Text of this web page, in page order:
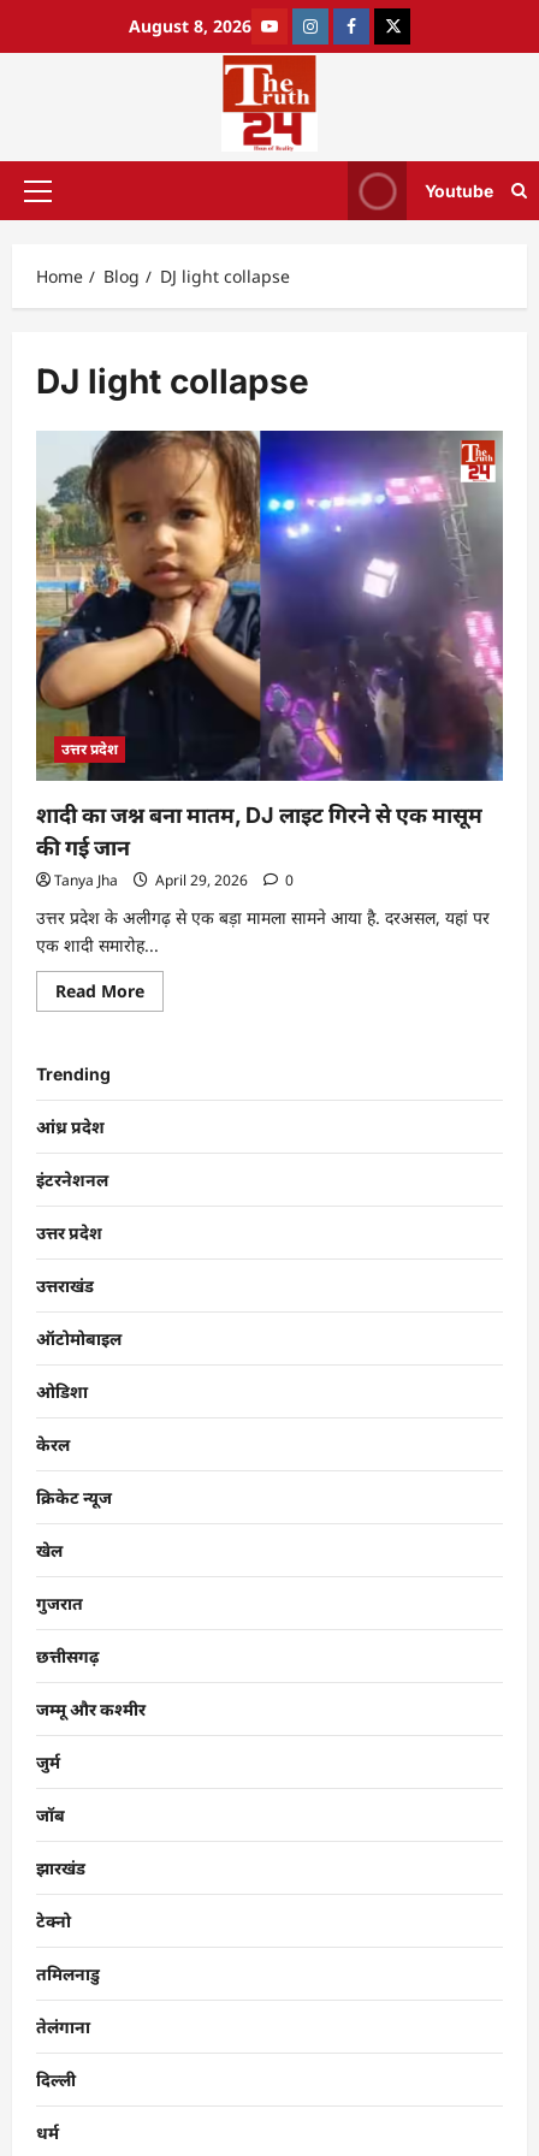
August 8, 2026
Youtube
Home Blog DJ light collapse
DJ light collapse
उत्तर प्रदेश
शादी का जश्न बना मातम, DJ लाइट गिरने से एक मासूम
की गई जान
Tanya Jha April 29, 2026 0
उत्तर प्रदेश के अलीगढ़ से एक बड़ा मामला सामने आया है. दरअसल, यहां पर
एक शादी समारोह...
Read More
Trending
आंध्र प्रदेश
इंटरनेशनल
उत्तर प्रदेश
उत्तराखंड
ऑटोमोबाइल
ओडिशा
केरल
क्रिकेट न्यूज
खेल
गुजरात
छत्तीसगढ़
जम्मू और कश्मीर
जुर्म
जॉब
झारखंड
टेक्नो
तमिलनाडु
तेलंगाना
दिल्ली
धर्म